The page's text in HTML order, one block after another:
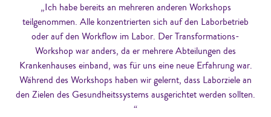
„Ich habe bereits an mehreren anderen Workshops
teilgenommen. Alle konzentrierten sich auf den Laborbetrieb
oder auf den Workflow im Labor. Der Transformations-
Workshop war anders, da er mehrere Abteilungen des
Krankenhauses einband, was für uns eine neue Erfahrung war.
Während des Workshops haben wir gelernt, dass Laborziele an
den Zielen des Gesundheitssystems ausgerichtet werden sollten.
“